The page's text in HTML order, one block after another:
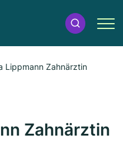
Lippmann Zahnärztin
Zahnärztin